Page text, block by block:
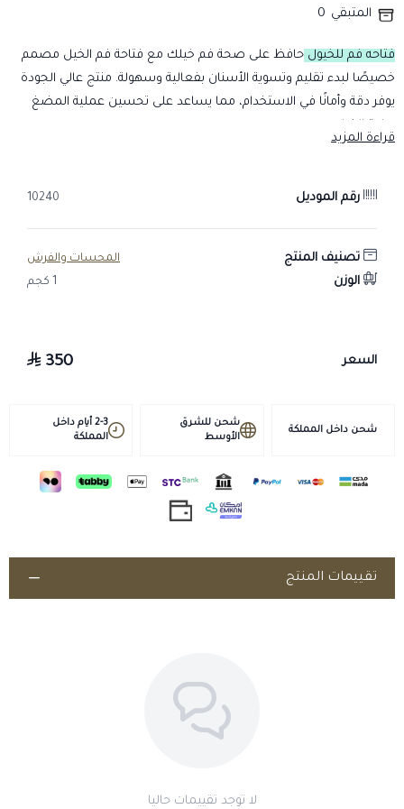
المتبقي 0
فتاحه فم للخيول حافظ على صحة فم خيلك مع فتاحة فم الخيل مصمم
خصيصًا لبدء تقليم وتسوية الأسنان بفعالية وسهولة. منتج عالي الجودة
يوفر دقة وأمانًا في الاستخدام، مما يساعد على تحسين عملية المضغ
مصنوع من الفولاذ المقاوم للصدأ لضمان المتانة
مزود بمقابض قوية لثبات أفضل أثناء العمل
مناسب للاستخدام البيطري والعناية الدورية بالخيول
قراءة المزيد
رقم الموديل 10240
تصنيف المنتج المحسات والفرش
الوزن 1 كجم
السعر 350
شحن داخل المملكة
شحن للشرق
الأوسط
2-3 أيام داخل
المملكة
تقييمات المنتج
لا توجد تقييمات حاليا